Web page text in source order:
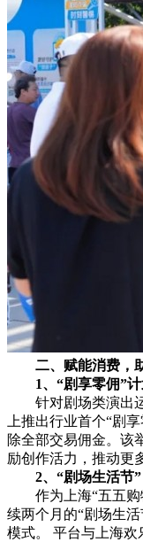
二、赋能消费，
1、 “剧享零佣”计
针对剧场类演出
上推出行业首个“剧
除全部交易佣金。该
励创作活力，推动更
2、 “剧场生活节”
作为上海“五五
续两个月的“剧场生
模式。 平台与上海欢